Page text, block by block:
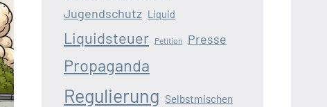
Jugendschutz Liquid
Liquidsteuer Petition Presse
Propaganda
Regulierung Selbstmischen